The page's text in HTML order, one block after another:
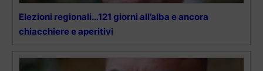
Elezioni regionali…121 giorni all’alba e ancora
chiacchiere e aperitivi